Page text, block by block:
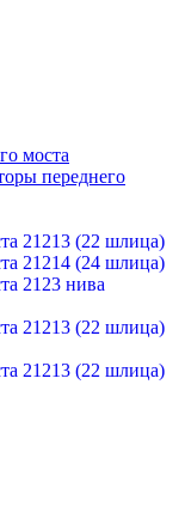
моста
переднего
21213 (22 шлица)
21214 (24 шлица)
2123 нива
21213 (22 шлица)
21213 (22 шлица)